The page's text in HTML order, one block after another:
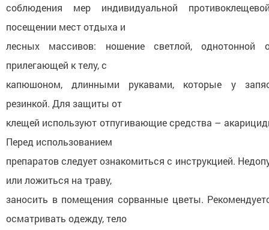
соблюдения мер индивидуальной
посещении мест отдыха и
лесных массивов: ношение светлой, однотонной
прилегающей к телу, с
капюшоном, длинными рукавами, которые у
резинкой. Для защиты от
клещей используют отпугивающие средства –
Перед использованием
препаратов следует ознакомиться с инструкцией.
или ложиться на траву,
заносить в помещения сорванные цветы.
осматривать одежду, тело